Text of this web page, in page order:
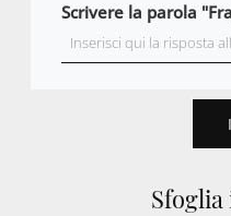
Scrivere la parola